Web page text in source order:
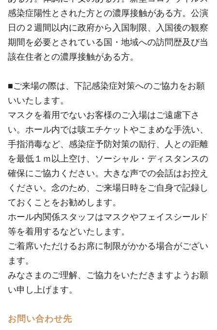
感染症陽性とされた方との濃厚接触がある方。公演
日の２週間以内に政府から入国制限、入国後の観察
期間を必要とされている国・地域への訪問歴及び当
該在住者との濃厚接触がある方。
■ご来場の際は、下記感染症対策へのご協力をお願
いいたします。
マスクを着用でないお客様のご入場はご遠慮下さ
い。ホール内では咳エチケットやこまめな手洗い、
手指消毒など、感染症予防対策の励行、人との距離
を最低１ｍ以上空け、ソーシャル・ディスタンスの
確保にご協力ください。大きな声での会話はお控え
ください。念のため、ご来場日時をご自身で記録し
ておくことをお勧めします。
ホール内関係スタッフはマスクやフェイスシールド
等を着用するなどいたします。
ご着席いただけるお席に制限がかかる場合がござい
ます。
みなさまのご理解、ご協力をいただきますようお願
い申し上げます。
お問い合わせ先